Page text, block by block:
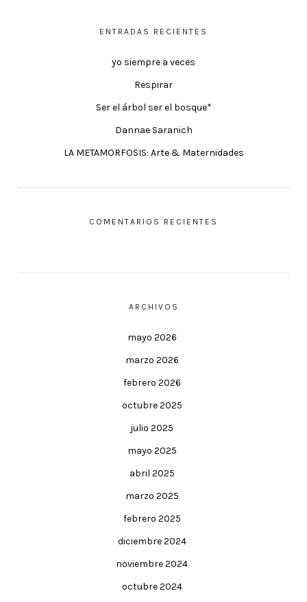
ENTRADAS RECIENTES
yo siempre a veces
Respirar
Ser el árbol ser el bosque*
Dannae Saranich
LA METAMORFOSIS: Arte & Maternidades
COMENTARIOS RECIENTES
ARCHIVOS
mayo 2026
marzo 2026
febrero 2026
octubre 2025
julio 2025
mayo 2025
abril 2025
marzo 2025
febrero 2025
diciembre 2024
noviembre 2024
octubre 2024